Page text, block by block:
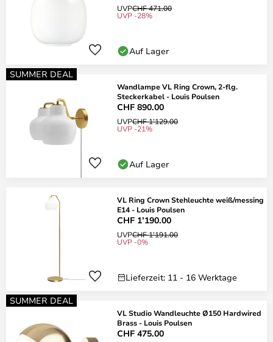
UVPCHF 471.00
UVP -28%
Auf Lager
SUMMER DEAL
Wandlampe VL Ring Crown, 2-flg.
Steckerkabel - Louis Poulsen
CHF 890.00
UVPCHF 1’129.00
UVP -21%
Auf Lager
VL Ring Crown Stehleuchte weiß/messing
E14 - Louis Poulsen
CHF 1’190.00
UVPCHF 1’191.00
UVP -0%
Lieferzeit: 11 - 16 Werktage
SUMMER DEAL
VL Studio Wandleuchte Ø150 Hardwired
Brass - Louis Poulsen
CHF 475.00